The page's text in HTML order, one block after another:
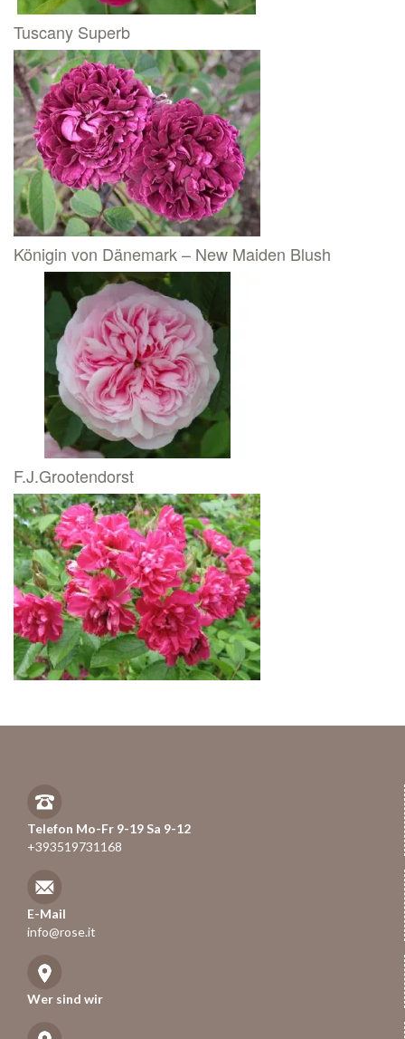
Tuscany Superb
Königin von Dänemark – New Maiden Blush
F.J.Grootendorst
Telefon Mo-Fr 9-19 Sa 9-12
+393519731168
E-Mail
info@rose.it
Wer sind wir